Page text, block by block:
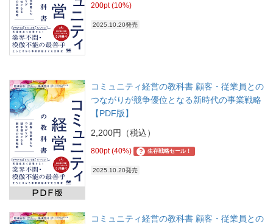
200pt (10%)
2025.10.20発売
コミュニティ経営の教科書 顧客・従業員との
つながりが競争優位となる新時代の事業戦略
【PDF版】
2,200円（税込）
800pt (40%) ? 生存戦略セール！
2025.10.20発売
コミュニティ経営の教科書 顧客・従業員との